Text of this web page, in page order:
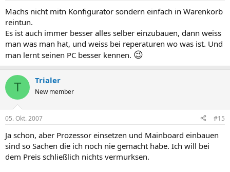
Machs nicht mitn Konfigurator sondern einfach in Warenkorb
reintun.
Es ist auch immer besser alles selber einzubauen, dann weiss
man was man hat, und weiss bei reperaturen wo was ist. Und
man lernt seinen PC besser kennen. 😉
T Trialer
New member
05. Okt. 2007 #15
Ja schon, aber Prozessor einsetzen und Mainboard einbauen
sind so Sachen die ich noch nie gemacht habe. Ich will bei
dem Preis schließlich nichts vermurksen.